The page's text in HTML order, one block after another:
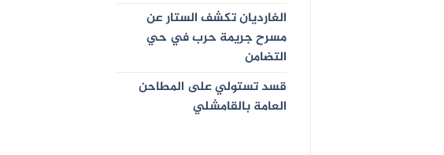
الغارديان تكشف الستار عن
مسرح جريمة حرب في حي
التضامن
قسد تستولي على المطاحن
العامة بالقامشلي